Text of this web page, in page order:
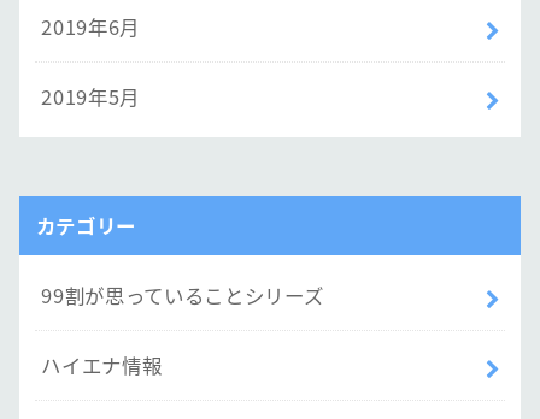
2019年6月
2019年5月
カテゴリー
99割が思っていることシリーズ
ハイエナ情報